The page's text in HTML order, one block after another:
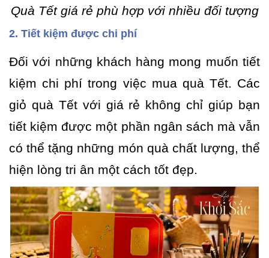
Quà Tết giá rẻ phù hợp với nhiều đối tượng
2. Tiết kiệm được chi phí
Đối với những khách hàng mong muốn tiết
kiệm chi phí trong việc mua quà Tết. Các
giỏ quà Tết với giá rẻ không chỉ giúp bạn
tiết kiệm được một phần ngân sách mà vẫn
có thể tặng những món quà chất lượng, thể
hiện lòng tri ân một cách tốt đẹp.